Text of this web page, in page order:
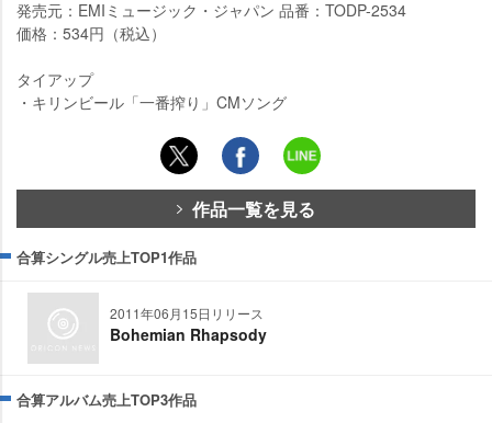
発売元：EMIミュージック・ジャパン 品番：TODP-2534
価格：534円（税込）
タイアップ
・キリンビール「一番搾り」CMソング
作品一覧を見る
合算シングル売上TOP1作品
2011年06月15日リリース
Bohemian Rhapsody
合算アルバム売上TOP3作品